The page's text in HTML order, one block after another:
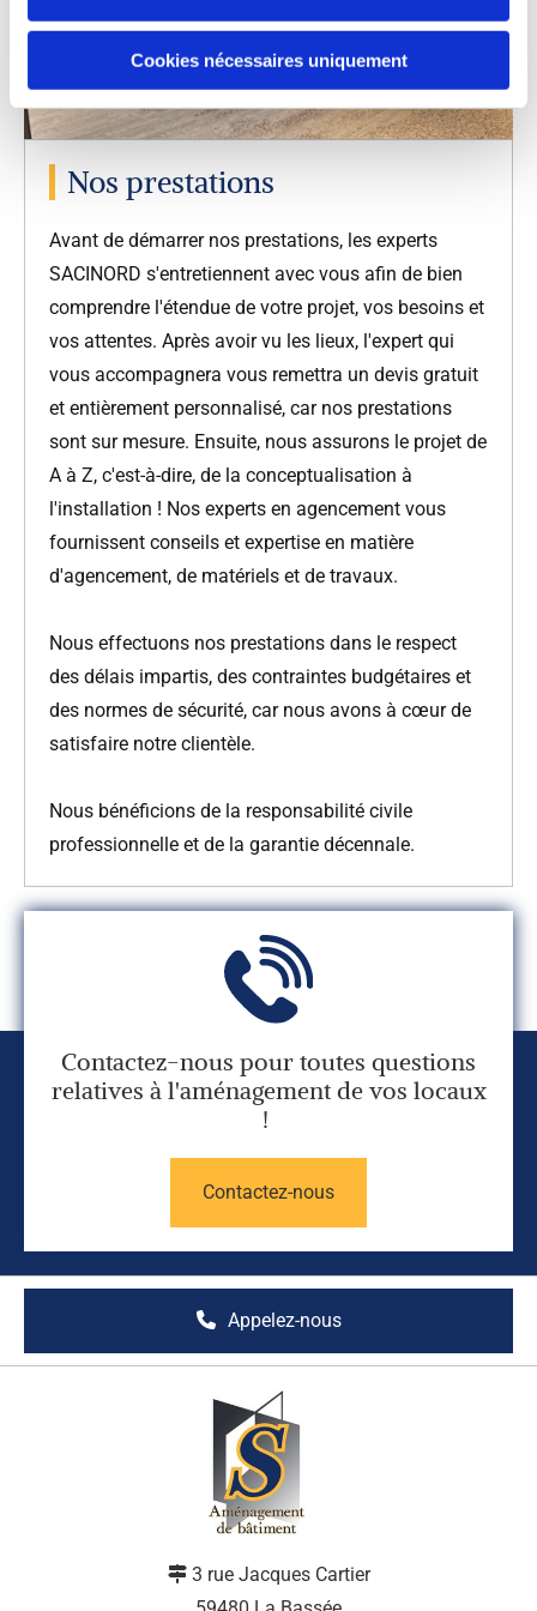
Cookies nécessaires uniquement
Nos prestations
Avant de démarrer nos prestations, les experts
SACINORD s'entretiennent avec vous afin de bien
comprendre l'étendue de votre projet, vos besoins et
vos attentes. Après avoir vu les lieux, l'expert qui
vous accompagnera vous remettra un devis gratuit
et entièrement personnalisé, car nos prestations
sont sur mesure. Ensuite, nous assurons le projet de
A à Z, c'est-à-dire, de la conceptualisation à
l'installation ! Nos experts en agencement vous
fournissent conseils et expertise en matière
d'agencement, de matériels et de travaux.
Nous effectuons nos prestations dans le respect
des délais impartis, des contraintes budgétaires et
des normes de sécurité, car nous avons à cœur de
satisfaire notre clientèle.
Nous bénéficions de la responsabilité civile
professionnelle et de la garantie décennale.
Contactez-nous pour toutes questions
relatives à l'aménagement de vos locaux
!
Contactez-nous
Appelez-nous
3 rue Jacques Cartier